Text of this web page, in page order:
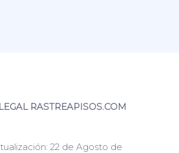
RASTREAPISOS.COM
22 de Agosto de